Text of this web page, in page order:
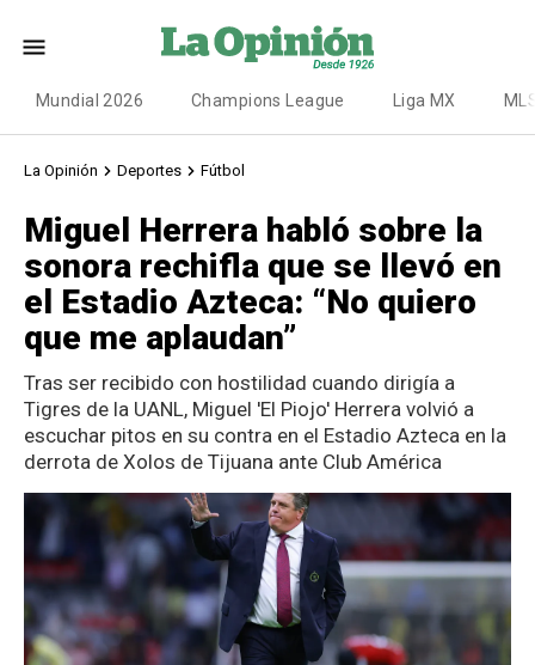
Mundial 2026 Champions League Liga MX
La Opinión Deportes Fútbol
Miguel Herrera habló sobre la
sonora rechifla que se llevó en
el Estadio Azteca: “No quiero
que me aplaudan”
Tras ser recibido con hostilidad cuando dirigía a
Tigres de la UANL, Miguel 'El Piojo' Herrera volvió a
escuchar pitos en su contra en el Estadio Azteca en la
derrota de Xolos de Tijuana ante Club América